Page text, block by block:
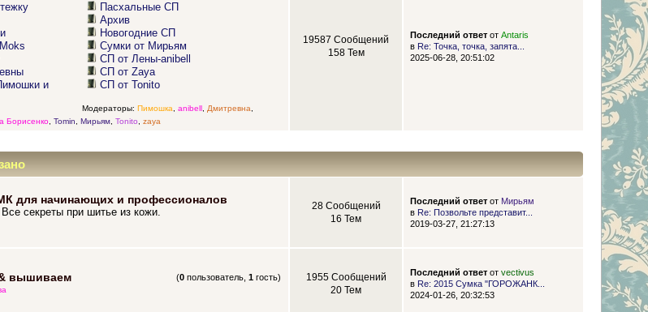
и
Пасхальные СП
Архив
Новогодние СП
Сумки от Мирьям
СП от Лены-anibell
СП от Zaya
СП от Tonito
Модераторы: Пимошка anibell, Дмитревна
Борисенко, Tomin Мирьям, Tonito zaya
19587 Сообщений
158 Тем
Последний ответот Antaris
в Re: Точка, точка, запята...
2025-06-28, 20:51:02
для начинающих и профессионалов
секреты при шитье из кожи.
28 Сообщений
16 Тем
Последний ответот Мирьям
в Re: Позвольте представит...
2019-03-27, 21:27:13
вышиваем (0 пользователь,1 гость)
1955 Сообщений
20 Тем
Последний ответот vectivus
в Re: 2015 Сумка "ГОРОЖАНК...
2024-01-26, 20:32:53